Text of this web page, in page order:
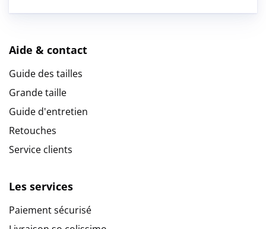
Aide & contact
Guide des tailles
Grande taille
Guide d'entretien
Retouches
Service clients
Les services
Paiement sécurisé